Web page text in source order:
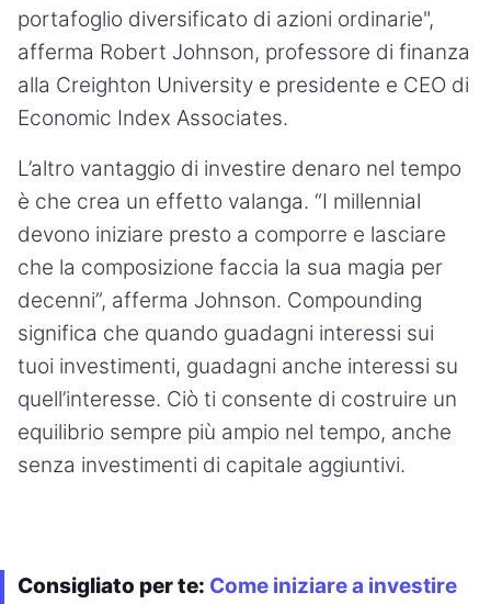
portafoglio diversificato di azioni ordinarie",
afferma Robert Johnson, professore di finanza
alla Creighton University e presidente e CEO di
Economic Index Associates.
L’altro vantaggio di investire denaro nel tempo
è che crea un effetto valanga. “I millennial
devono iniziare presto a comporre e lasciare
che la composizione faccia la sua magia per
decenni”, afferma Johnson. Compounding
significa che quando guadagni interessi sui
tuoi investimenti, guadagni anche interessi su
quell’interesse. Ciò ti consente di costruire un
equilibrio sempre più ampio nel tempo, anche
senza investimenti di capitale aggiuntivi.
Consigliato per te: Come iniziare a investire